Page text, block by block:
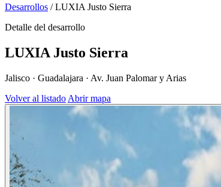
Desarrollos / LUXIA Justo Sierra
Detalle del desarrollo
LUXIA Justo Sierra
Jalisco · Guadalajara · Av. Juan Palomar y Arias
Volver al listado Abrir mapa